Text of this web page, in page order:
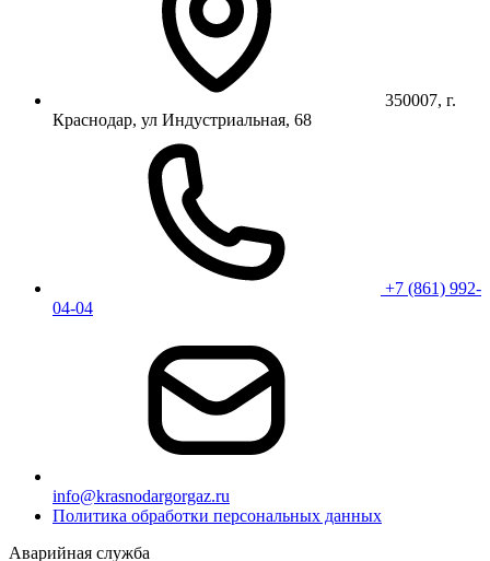
350007, г.
Краснодар, ул Индустриальная, 68
+7 (861) 992-
04-04
info@krasnodargorgaz.ru
Политика обработки персональных данных
Аварийная служба